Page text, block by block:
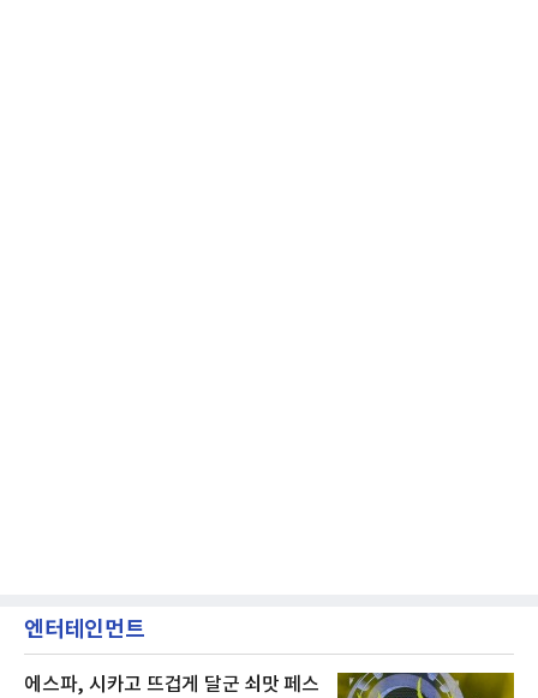
엔터테인먼트
에스파, 시카고 뜨겁게 달군 쇠맛 페스